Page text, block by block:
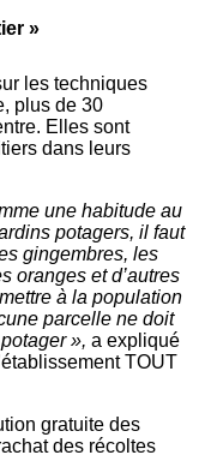
»
les techniques
plus de 30
Elles sont
dans leurs
une habitude au
potagers, il faut
gingembres, les
oranges et d’autres
à la population
parcelle ne doit
», a expliqué
TOUT
gratuite des
des récoltes